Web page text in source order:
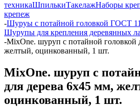
техникаШпилькиТакелажНаборы
крепеж
-Шуруы с потайной головкой ГОСТ
Шурупы для крепления деревянных
-MixOne. шуруп с потайной головкой
желтый, оцинкованный, 1 шт.
MixOne. шуруп с
для дерева 6х45 мм,
оцинкованный, 1 шт.